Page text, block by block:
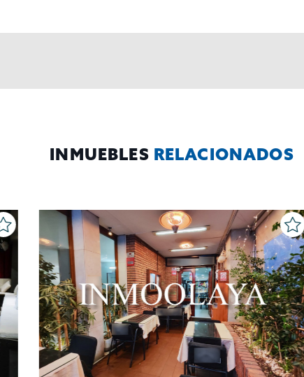
INMUEBLES RELACIONADOS